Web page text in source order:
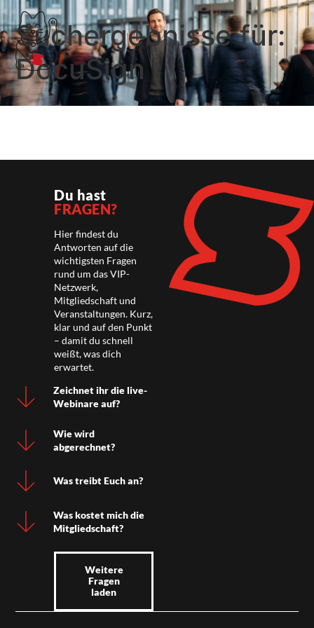
Suchergebnisse für:
DocuSign
Du hast
FRAGEN?
Hier findest du
Antworten auf die
wichtigsten Fragen
rund um das VIP-
Netzwerk,
Mitgliedschaft und
Veranstaltungen. Kurz,
klar und auf den Punkt
– damit du schnell
weißt, was dich
erwartet.
Zeichnet ihr die live-
Webinare auf?
Wie wird
abgerechnet?
Was treibt Euch an?
Was kostet mich die
Mitgliedschaft?
Weitere
Fragen
laden